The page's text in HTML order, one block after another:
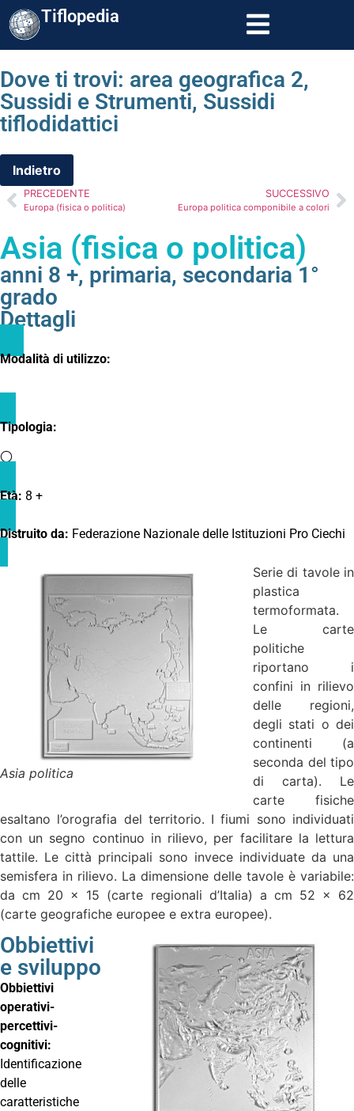
Tiflopedia
Dove ti trovi: area geografica 2,
Sussidi e Strumenti, Sussidi
tiflodidattici
PRECEDENTE
Europa (fisica o politica)
SUCCESSIVO
Europa politica componibile a colori
Asia (fisica o politica)
anni 8 +, primaria, secondaria 1°
grado
Dettagli
Modalità di utilizzo:
Tipologia:
Età: 8 +
Distruito da: Federazione Nazionale delle Istituzioni Pro Ciechi
Asia politica
Serie di tavole in
plastica
termoformata.
Le carte
politiche
riportano i
confini in rilievo
delle regioni,
degli stati o dei
continenti (a
seconda del tipo
di carta). Le
carte fisiche
esaltano l’orografia del territorio. I fiumi sono individuati
con un segno continuo in rilievo, per facilitare la lettura
tattile. Le città principali sono invece individuate da una
semisfera in rilievo. La dimensione delle tavole è variabile:
da cm 20 x 15 (carte regionali d’Italia) a cm 52 x 62
(carte geografiche europee e extra europee).
Obbiettivi
e sviluppo
Obbiettivi
operativi-
percettivi-
cognitivi:
Identificazione
delle
caratteristiche